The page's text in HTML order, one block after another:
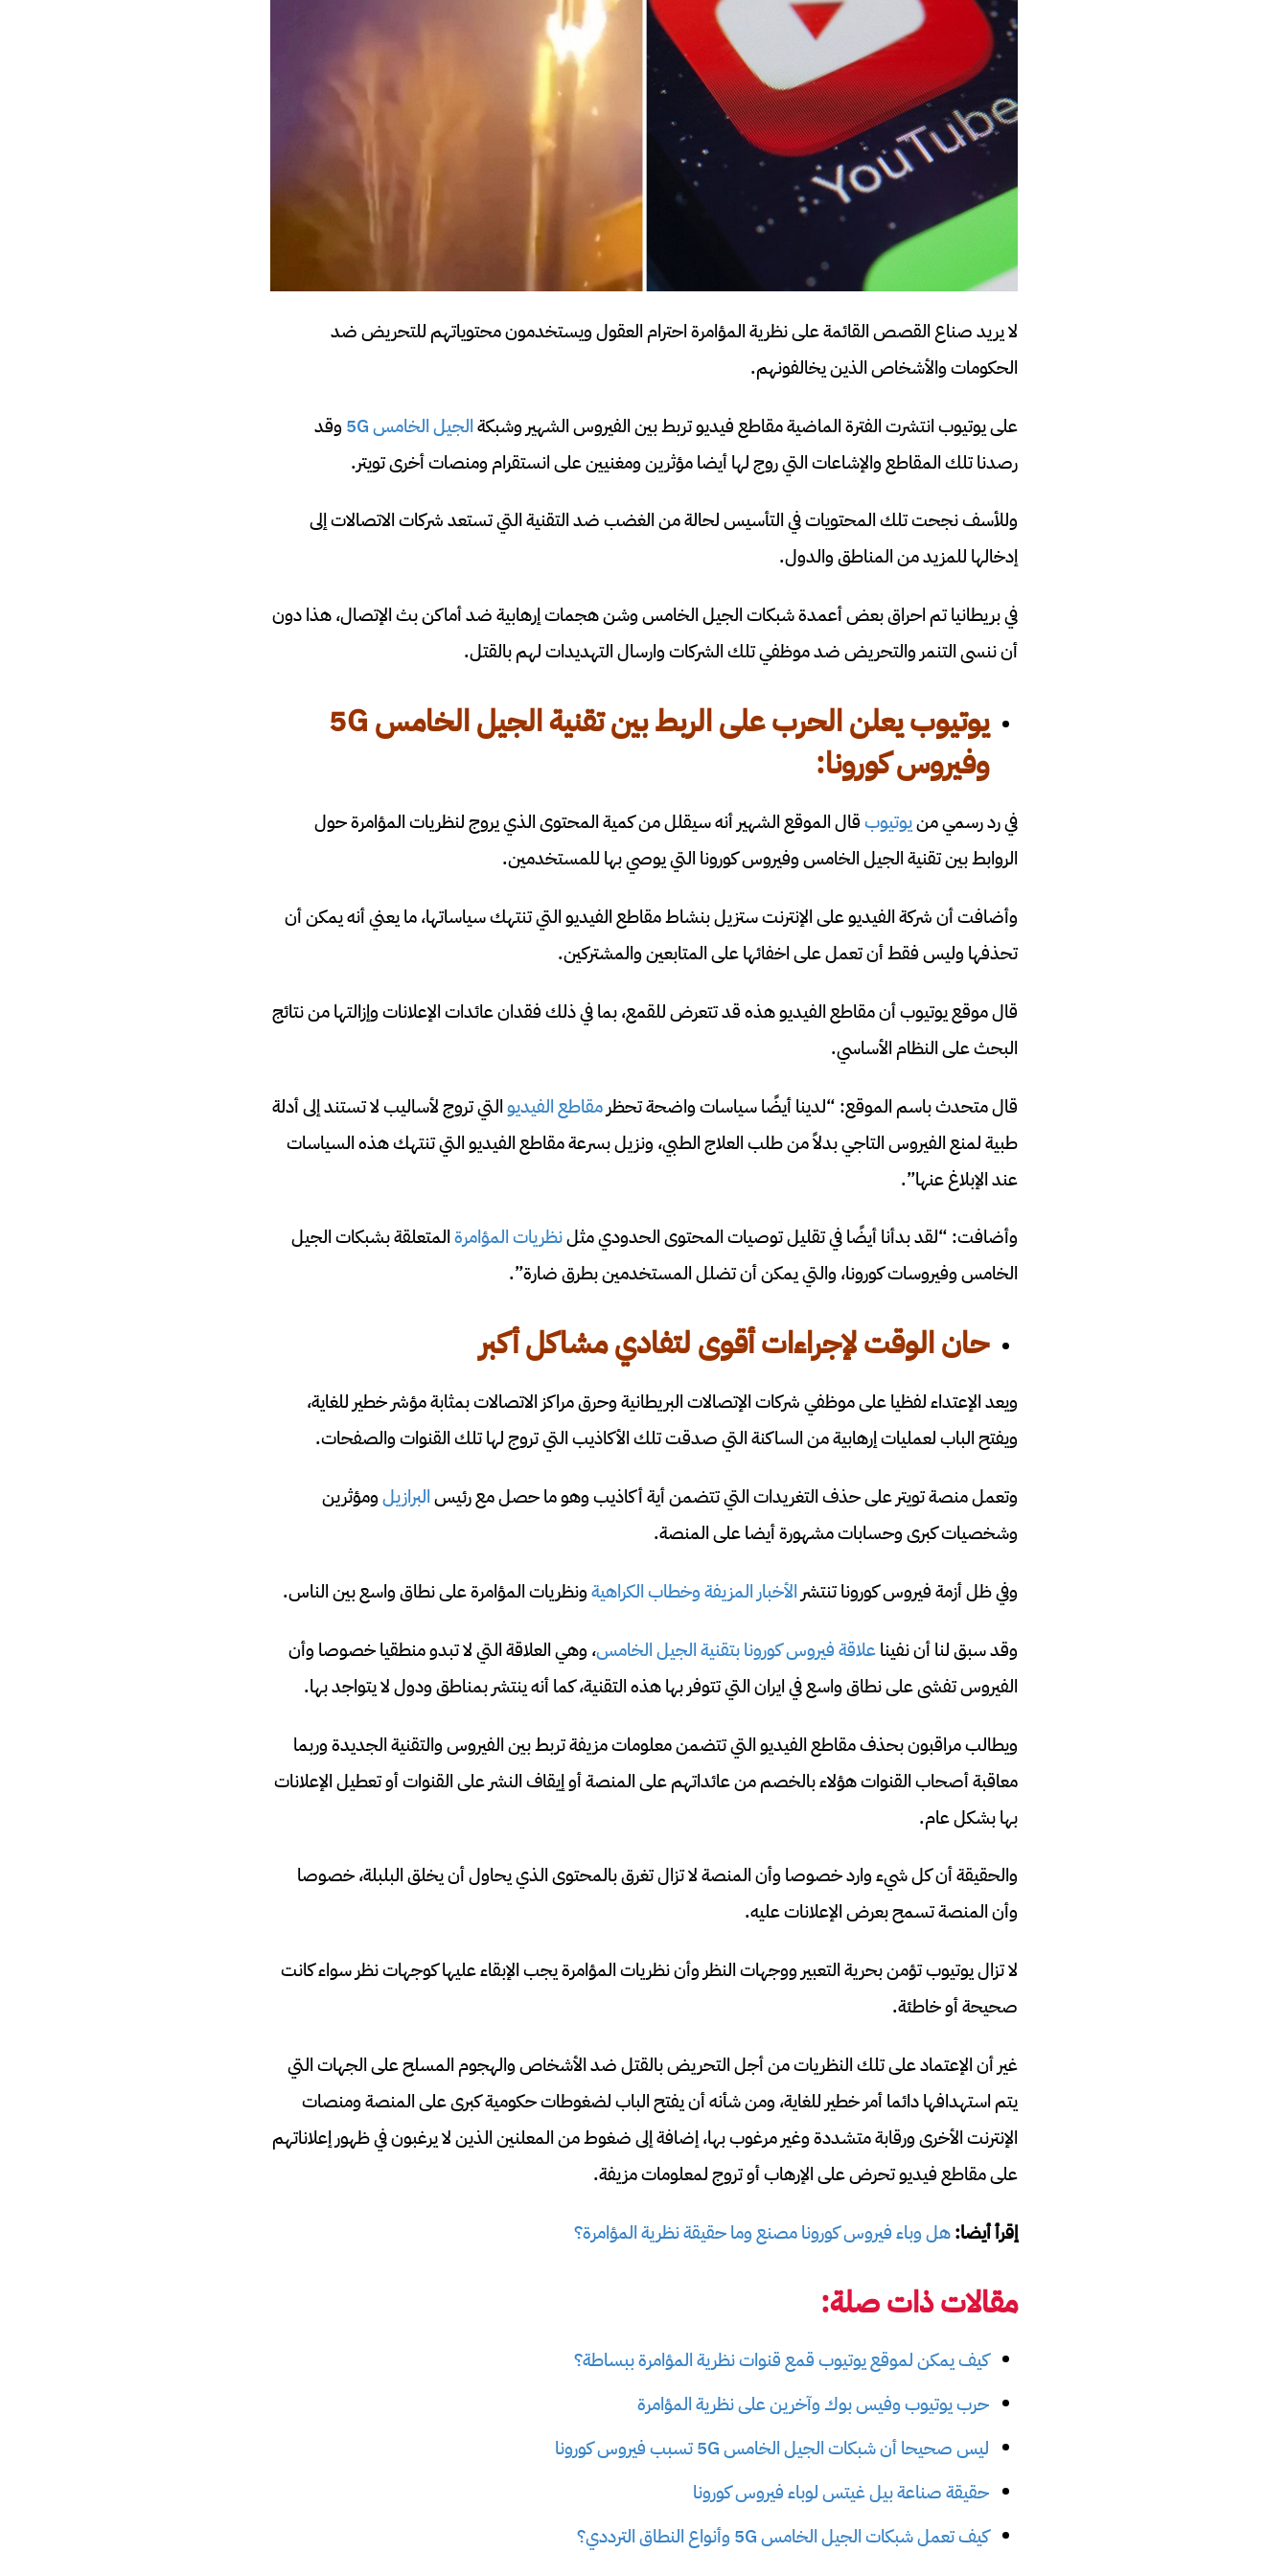
لا يريد صناع القصص القائمة على نظرية المؤامرة احترام العقول ويستخدمون محتوياتهم للتحريض ضد
الحكومات والأشخاص الذين يخالفونهم.
على يوتيوب انتشرت الفترة الماضية مقاطع فيديو تربط بين الفيروس الشهير وشبكةالجيل الخامس 5G
وقد
رصدنا تلك المقاطع والإشاعات التي روج لها أيضا مؤثرين ومغنيين على انستقرام ومنصات أخرى تويتر.
وللأسف نجحت تلك المحتويات في التأسيس لحالة من الغضب ضد التقنية التي تستعد شركات الاتصالات إلى
إدخالها للمزيد من المناطق والدول.
في بريطانيا تم احراق بعض أعمدة شبكات الجيل الخامس وشن هجمات إرهابية ضد أماكن بث الإتصال، هذا دون
أن ننسى التنمر والتحريض ضد موظفي تلك الشركات وارسال التهديدات لهم بالقتل.
يوتيوب يعلن الحرب علىالربط بين تقنية الجيل الخامس 5G
وفيروس كورونا:
في رد رسمي منيوتيوبقال الموقع الشهير أنه سيقلل من كمية المحتوى الذي يروج لنظريات المؤامرة حول
الروابط بين تقنية الجيل الخامس وفيروس كورونا التي يوصي بها للمستخدمين.
وأضافت أن شركة الفيديو على الإنترنت ستزيل بنشاط مقاطع الفيديو التي تنتهك سياساتها، ما يعني أنه يمكن أن
تحذفها وليس فقط أن تعمل على اخفائها على المتابعين والمشتركين.
قال موقع يوتيوب أن مقاطع الفيديو هذه قد تتعرض للقمع، بما في ذلك فقدان عائدات الإعلانات وإزالتها من نتائج
البحث على النظام الأساسي.
قال متحدث باسم الموقع: “لدينا أيضًا سياسات واضحة تحظر مقاطع الفيديوالتي تروج لأساليب لا تستند إلى أدلة
طبية لمنع الفيروس التاجي بدلاً من طلب العلاج الطبي، ونزيل بسرعة مقاطع الفيديو التي تنتهك هذه السياسات
عند الإبلاغ عنها”.
وأضافت: “لقد بدأنا أيضًا في تقليل توصيات المحتوى الحدودي مثلنظريات المؤامرةالمتعلقة بشبكات الجيل
الخامس وفيروسات كورونا، والتي يمكن أن تضلل المستخدمين بطرق ضارة”.
حان الوقت لإجراءات أقوى لتفادي مشاكل أكبر
ويعد الإعتداء لفظيا على موظفي شركات الإتصالات البريطانية وحرق مراكز الاتصالات بمثابة مؤشر خطير للغاية،
ويفتح الباب لعمليات إرهابية من الساكنة التي صدقت تلك الأكاذيب التي تروج لها تلك القنوات والصفحات.
وتعمل منصة تويتر على حذف التغريدات التي تتضمن أية أكاذيب وهو ما حصل مع رئيسالبرازيلومؤثرين
وشخصيات كبرى وحسابات مشهورة أيضا على المنصة.
وفي ظل أزمة فيروس كورونا تنتشر الأخبار المزيفة وخطاب الكراهيةونظريات المؤامرة على نطاق واسع بين الناس.
وقد سبق لنا أن نفيناعلاقة فيروس كورونا بتقنية الجيل الخامس، وهي العلاقة التي لا تبدو منطقيا خصوصا وأن
الفيروس تفشى على نطاق واسع في ايران التي تتوفر بها هذه التقنية، كما أنه ينتشر بمناطق ودول لا يتواجد بها.
ويطالب مراقبون بحذف مقاطع الفيديو التي تتضمن معلومات مزيفة تربط بين الفيروس والتقنية الجديدة وربما
معاقبة أصحاب القنوات هؤلاء بالخصم من عائداتهم على المنصة أو إيقاف النشر على القنوات أو تعطيل الإعلانات
بها بشكل عام.
والحقيقة أن كل شيء وارد خصوصا وأن المنصة لا تزال تغرق بالمحتوى الذي يحاول أن يخلق البلبلة، خصوصا
وأن المنصة تسمح بعرض الإعلانات عليه.
لا تزال يوتيوب تؤمن بحرية التعبير ووجهات النظر وأن نظريات المؤامرة يجب الإبقاء عليها كوجهات نظر سواء كانت
صحيحة أو خاطئة.
غير أن الإعتماد على تلك النظريات من أجل التحريض بالقتل ضد الأشخاص والهجوم المسلح على الجهات التي
يتم استهدافها دائما أمر خطير للغاية، ومن شأنه أن يفتح الباب لضغوطات حكومية كبرى على المنصة ومنصات
الإنترنت الأخرى ورقابة متشددة وغير مرغوب بها، إضافة إلى ضغوط من المعلنين الذين لا يرغبون في ظهور إعلاناتهم
على مقاطع فيديو تحرض على الإرهاب أو تروج لمعلومات مزيفة.
إقرأ أيضا:هل وباء فيروس كورونا مصنع وما حقيقة نظرية المؤامرة؟
مقالات ذات صلة:
كيف يمكن لموقع يوتيوب قمع قنوات نظرية المؤامرة ببساطة؟
حرب يوتيوب وفيس بوك وآخرين على نظرية المؤامرة
ليس صحيحا أن شبكات الجيل الخامس 5G تسبب فيروس كورونا
حقيقة صناعة بيل غيتس لوباء فيروس كورونا
كيف تعمل شبكات الجيل الخامس 5G وأنواع النطاق الترددي؟